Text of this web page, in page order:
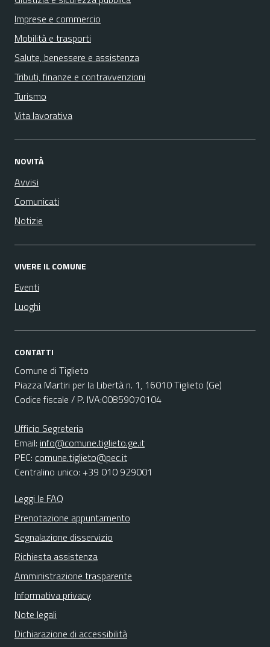
Imprese e commercio
Mobilità e trasporti
Salute, benessere e assistenza
Tributi, finanze e contravvenzioni
Turismo
Vita lavorativa
NOVITÀ
Avvisi
Comunicati
Notizie
VIVERE IL COMUNE
Eventi
Luoghi
CONTATTI
Comune di Tiglieto
Piazza Martiri per la Libertà n. 1, 16010 Tiglieto (Ge)
Codice fiscale / P. IVA:00859070104
Ufficio Segreteria
Email: info@comune.tiglieto.ge.it
PEC: comune.tiglieto@pec.it
Centralino unico: +39 010 929001
Leggi le FAQ
Prenotazione appuntamento
Segnalazione disservizio
Richiesta assistenza
Amministrazione trasparente
Informativa privacy
Note legali
Dichiarazione di accessibilità